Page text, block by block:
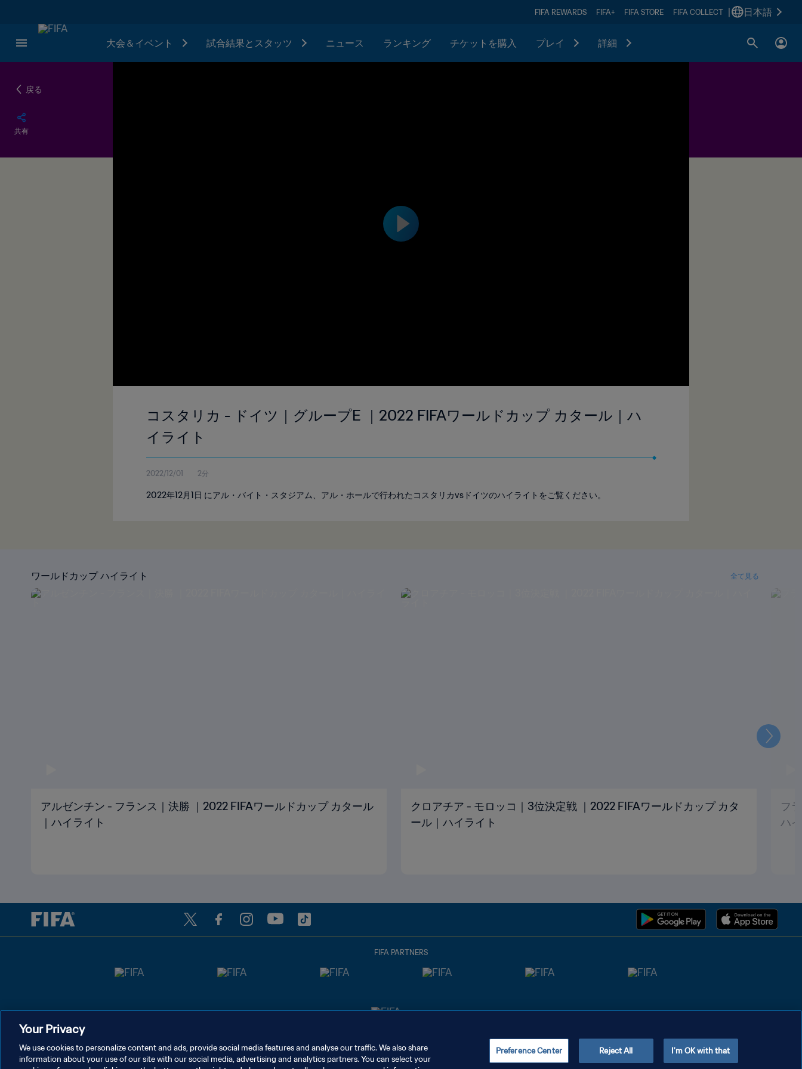
FIFA REWARDS FIFA+ FIFA STORE FIFA COLLECT 日本語
大会＆イベント 試合結果とスタッツ ニュース ランキング チケットを購入 プレイ 詳細
戻る
共有
コスタリカ - ドイツ｜グループE ｜2022 FIFAワールドカップ カタール｜ハ
イライト
2022/12/01 2分
2022年12月1日 にアル・バイト・スタジアム、アル・ホールで行われたコスタリカvsドイツのハイライトをご覧ください。
ワールドカップ ハイライト 全て見る
アルゼンチン - フランス｜決勝 ｜2022 FIFAワールドカップ カタール
｜ハイライト
クロアチア - モロッコ｜3位決定戦 ｜2022 FIFAワールドカップ カタ
ール｜ハイライト
フ
ハ
次
FIFA PARTNERS
プライバシーポリシー サービス利用規約 クッキー設定の管理 Copyright © 1994 - 2026 FIFA. All rights reserved.
Your Privacy
We use cookies to personalize content and ads, provide social media features and analyse our traffic. We also share
information about your use of our site with our social media, advertising and analytics partners. You can select your
Preference Center Reject All I'm OK with that